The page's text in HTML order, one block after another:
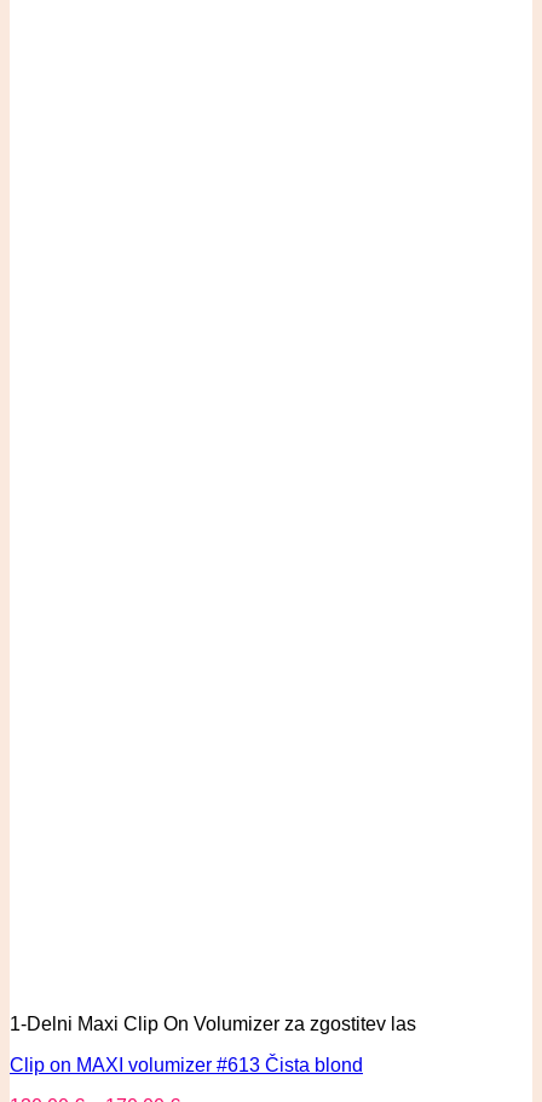
1-Delni Maxi Clip On Volumizer za zgostitev las
Clip on MAXI volumizer #613 Čista blond